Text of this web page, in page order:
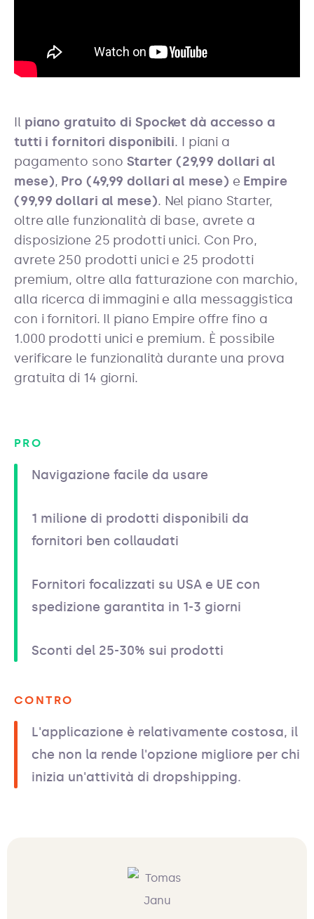
Il piano gratuito di Spocket dà accesso a
tutti i fornitori disponibili. I piani a
pagamento sono Starter (29,99 dollari al
mese), Pro (49,99 dollari al mese) e Empire
(99,99 dollari al mese). Nel piano Starter,
oltre alle funzionalità di base, avrete a
disposizione 25 prodotti unici. Con Pro,
avrete 250 prodotti unici e 25 prodotti
premium, oltre alla fatturazione con marchio,
alla ricerca di immagini e alla messaggistica
con i fornitori. Il piano Empire offre fino a
1.000 prodotti unici e premium. È possibile
verificare le funzionalità durante una prova
gratuita di 14 giorni.
PRO
Navigazione facile da usare
1 milione di prodotti disponibili da
fornitori ben collaudati
Fornitori focalizzati su USA e UE con
spedizione garantita in 1-3 giorni
Sconti del 25-30% sui prodotti
CONTRO
L'applicazione è relativamente costosa, il
che non la rende l'opzione migliore per chi
inizia un'attività di dropshipping.